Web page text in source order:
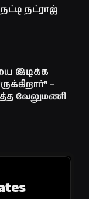
நட்ராஜ்
இடிக்க
–
வேலுமணி